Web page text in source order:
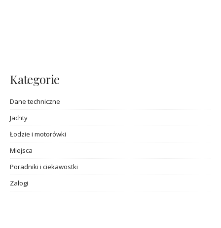
Kategorie
Dane techniczne
Jachty
Łodzie i motorówki
Miejsca
Poradniki i ciekawostki
Załogi